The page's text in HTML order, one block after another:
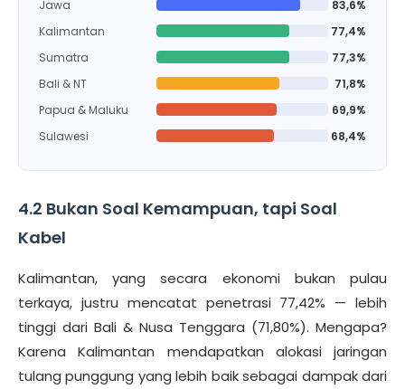
Jawa
83,6%
Kalimantan
77,4%
Sumatra
77,3%
Bali & NT
71,8%
Papua & Maluku
69,9%
Sulawesi
68,4%
4.2 Bukan Soal Kemampuan, tapi Soal
Kabel
Kalimantan, yang secara ekonomi bukan pulau
terkaya, justru mencatat penetrasi 77,42% — lebih
tinggi dari Bali & Nusa Tenggara (71,80%). Mengapa?
Karena Kalimantan mendapatkan alokasi jaringan
tulang punggung yang lebih baik sebagai dampak dari